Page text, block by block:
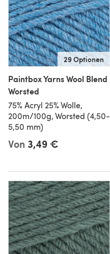
29 Optionen
Paintbox Yarns Wool Blend
Worsted
75% Acryl 25% Wolle,
200m/100g, Worsted (4,50-
5,50 mm)
Von 3,49 €